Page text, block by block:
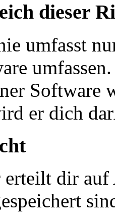
dieser
umfasst
Software
er dich
erteilt dir